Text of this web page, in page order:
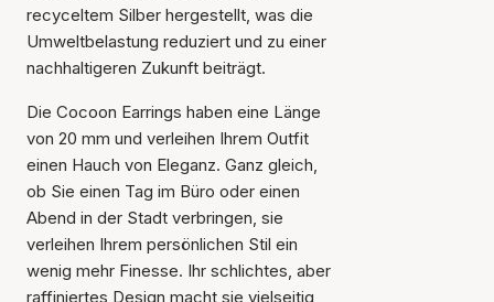
recyceltem Silber hergestellt, was die
Umweltbelastung reduziert und zu einer
nachhaltigeren Zukunft beiträgt.
Die Cocoon Earrings haben eine Länge
von 20 mm und verleihen Ihrem Outfit
einen Hauch von Eleganz. Ganz gleich,
ob Sie einen Tag im Büro oder einen
Abend in der Stadt verbringen, sie
verleihen Ihrem persönlichen Stil ein
wenig mehr Finesse. Ihr schlichtes, aber
raffiniertes Design macht sie vielseitig